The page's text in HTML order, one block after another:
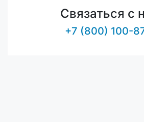
Связаться с
+7 (800) 100-